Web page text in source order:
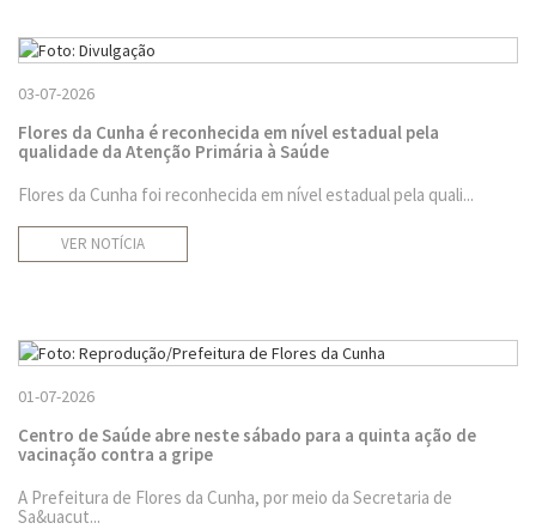
03-07-2026
Flores da Cunha é reconhecida em nível estadual pela
qualidade da Atenção Primária à Saúde
Flores da Cunha foi reconhecida em nível estadual pela quali...
VER NOTÍCIA
01-07-2026
Centro de Saúde abre neste sábado para a quinta ação de
vacinação contra a gripe
A Prefeitura de Flores da Cunha, por meio da Secretaria de
Sa&uacut...